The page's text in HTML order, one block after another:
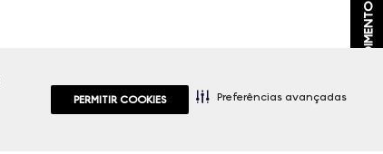
PERMITIR COOKIES Preferências avançadas
ATENDIMENTO